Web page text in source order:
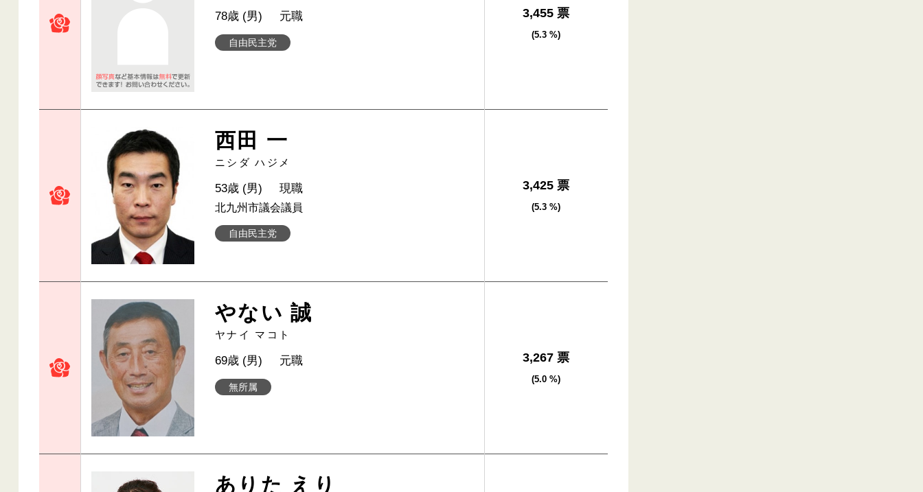
自由民主党
78歳 (男) 元職 3,455 票
(5.3 %)
西田 一
ニシダ ハジメ
自由民主党
53歳 (男) 現職
北九州市議会議員
3,425 票
(5.3 %)
やない 誠
ヤナイ マコト
無所属
69歳 (男) 元職 3,267 票
(5.0 %)
ありた えり